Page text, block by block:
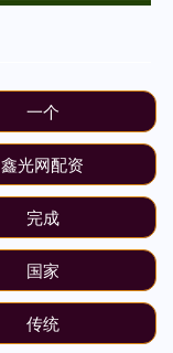
一个
鑫光网配资
完成
国家
传统